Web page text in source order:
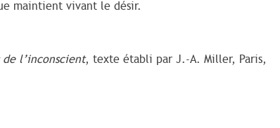
maintient vivant le désir.
de l’inconscient, texte établi par J.-A. Miller, Paris,